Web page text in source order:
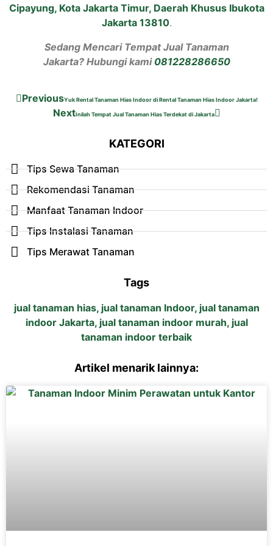
Cipayung, Kota Jakarta Timur, Daerah Khusus Ibukota
Jakarta 13810.
Sedang Mencari Tempat Jual Tanaman
Jakarta? Hubungi kami 081228286650
PreviousYuk Rental Tanaman Hias Indoor di Rental Tanaman Hias Indoor Jakarta!
NextInilah Tempat Jual Tanaman Hias Terdekat di Jakarta
KATEGORI
Tips Sewa Tanaman
Rekomendasi Tanaman
Manfaat Tanaman Indoor
Tips Instalasi Tanaman
Tips Merawat Tanaman
Tags
jual tanaman hias, jual tanaman Indoor, jual tanaman
indoor Jakarta, jual tanaman indoor murah, jual
tanaman indoor terbaik
Artikel menarik lainnya: